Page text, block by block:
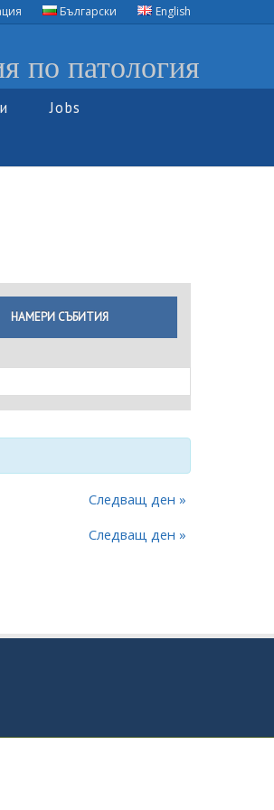
Български English
по патология
Jobs
Следващ ден »
Следващ ден »